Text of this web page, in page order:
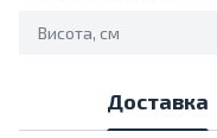
Висота, см
Доставка